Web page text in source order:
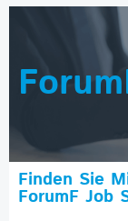
Finden Sie
ForumF Job